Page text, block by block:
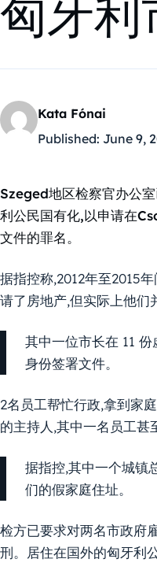
匈牙利
Kata Fónai
Published: June 9,
Szeged地区检察官办公
利公民国有化,以申请在
文件的罪名。
据指控称,2012年至2015
请了房地产,但实际上他们
其中一位市长在 11
身份签署文件。
2名员工帮忙行政,拿到家
的主持人,其中一名员工甚
据指控,其中一个城镇
们的假家庭住址。
检方已要求对两名市政府
刑。居住在国外的匈牙利